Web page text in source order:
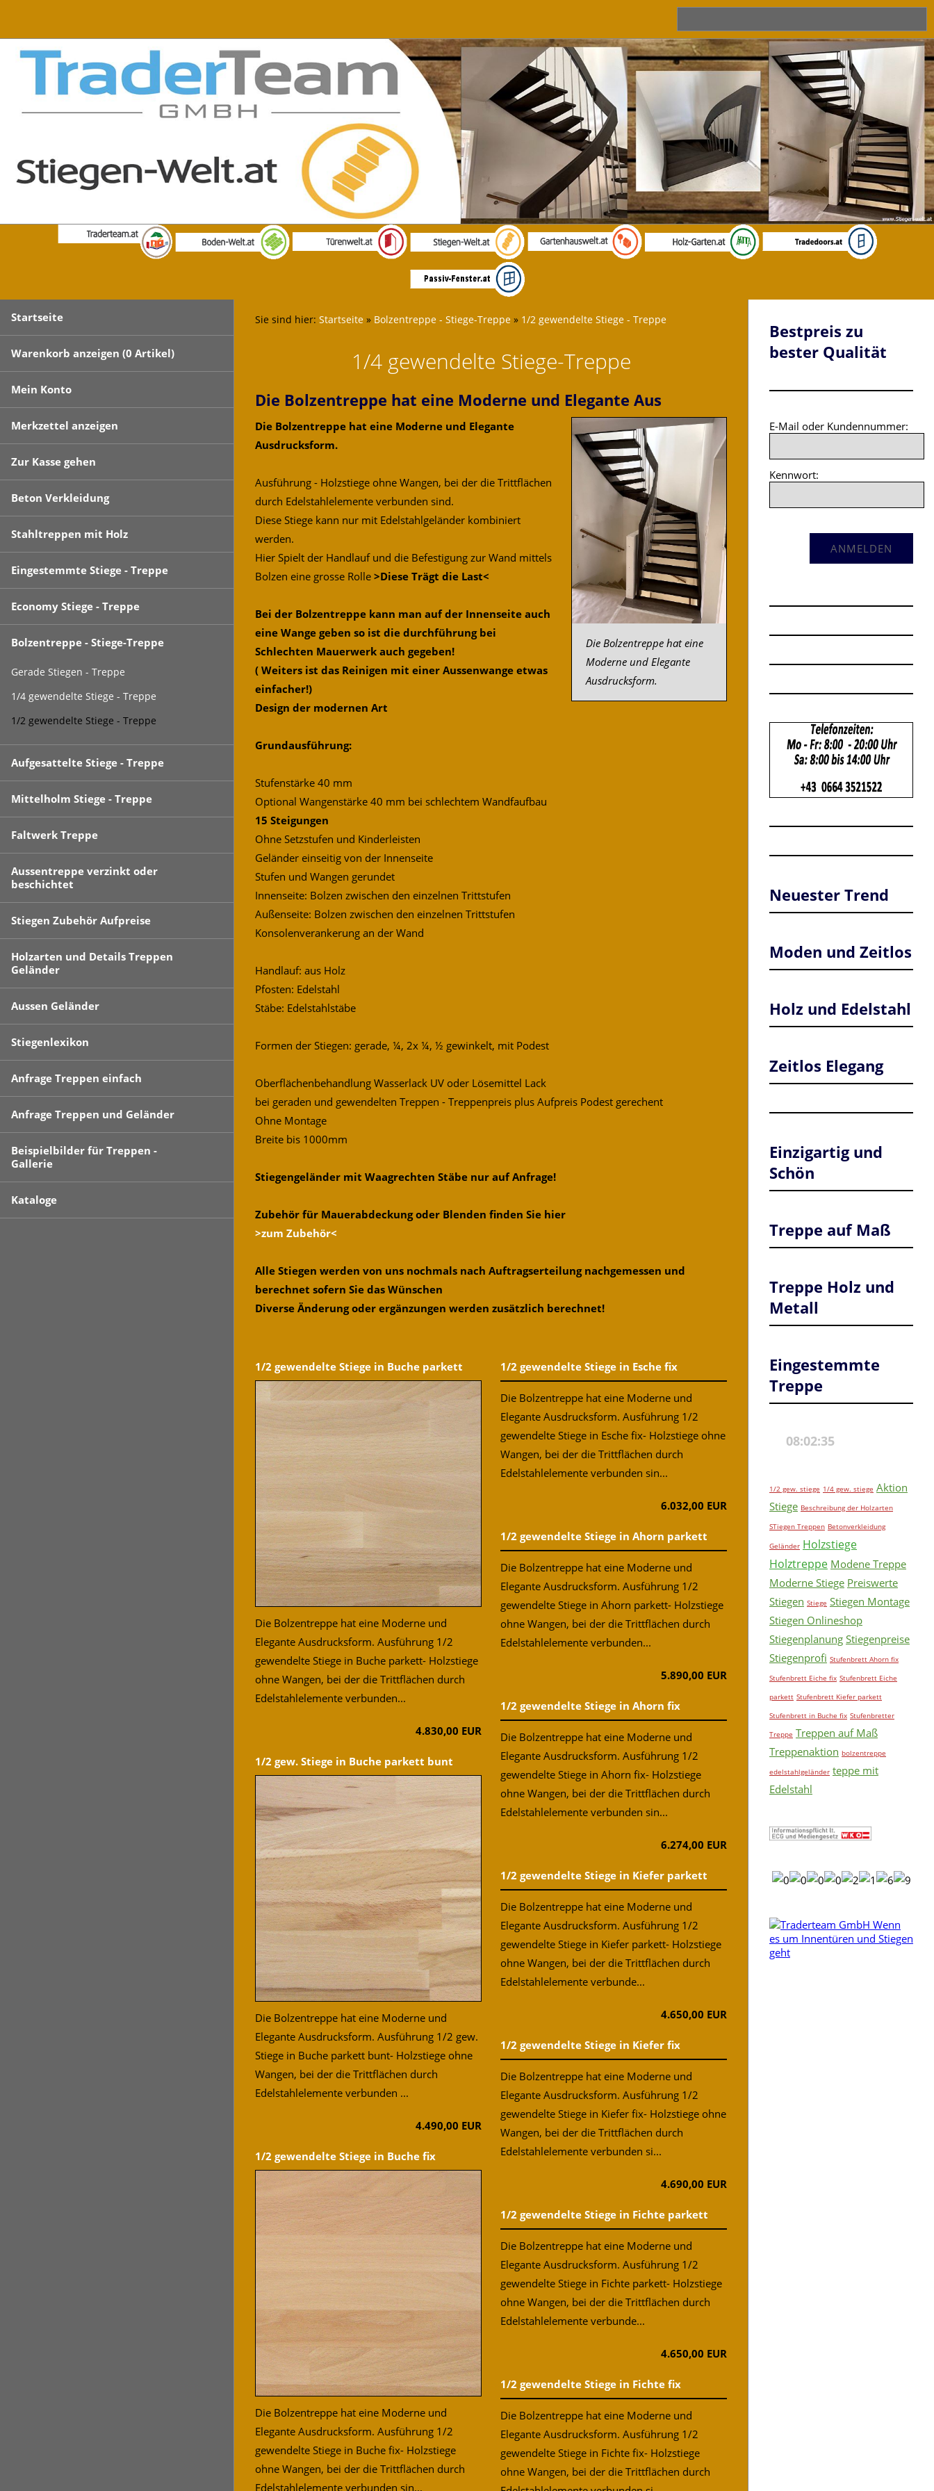
Startseite
Warenkorb anzeigen (0 Artikel)
Mein Konto
Merkzettel anzeigen
Zur Kasse gehen
Beton Verkleidung
Stahltreppen mit Holz
Eingestemmte Stiege - Treppe
Economy Stiege - Treppe
Bolzentreppe - Stiege-Treppe
Gerade Stiegen - Treppe
1/4 gewendelte Stiege - Treppe
1/2 gewendelte Stiege - Treppe
Aufgesattelte Stiege - Treppe
Mittelholm Stiege - Treppe
Faltwerk Treppe
Aussentreppe verzinkt oder
beschichtet
Stiegen Zubehör Aufpreise
Holzarten und Details Treppen
Geländer
Aussen Geländer
Stiegenlexikon
Anfrage Treppen einfach
Anfrage Treppen und Geländer
Beispielbilder für Treppen -
Gallerie
Kataloge
Sie sind hier: Startseite » Bolzentreppe - Stiege-Treppe » 1/2 gewendelte Stiege - Treppe
1/4 gewendelte Stiege-Treppe
Die Bolzentreppe hat eine Moderne und Elegante Aus
Die Bolzentreppe hat eine
Moderne und Elegante
Ausdrucksform.
Die Bolzentreppe hat eine Moderne und Elegante
Ausdrucksform.
Ausführung - Holzstiege ohne Wangen, bei der die Trittflächen
durch Edelstahlelemente verbunden sind.
Diese Stiege kann nur mit Edelstahlgeländer kombiniert
werden.
Hier Spielt der Handlauf und die Befestigung zur Wand mittels
Bolzen eine grosse Rolle >Diese Trägt die Last<
Bei der Bolzentreppe kann man auf der Innenseite auch
eine Wange geben so ist die durchführung bei
Schlechten Mauerwerk auch gegeben!
( Weiters ist das Reinigen mit einer Aussenwange etwas
einfacher!)
Design der modernen Art
Grundausführung:
Stufenstärke 40 mm
Optional Wangenstärke 40 mm bei schlechtem Wandfaufbau
15 Steigungen
Ohne Setzstufen und Kinderleisten
Geländer einseitig von der Innenseite
Stufen und Wangen gerundet
Innenseite: Bolzen zwischen den einzelnen Trittstufen
Außenseite: Bolzen zwischen den einzelnen Trittstufen
Konsolenverankerung an der Wand
Handlauf: aus Holz
Pfosten: Edelstahl
Stäbe: Edelstahlstäbe
Formen der Stiegen: gerade, ¼, 2x ¼, ½ gewinkelt, mit Podest
Oberflächenbehandlung Wasserlack UV oder Lösemittel Lack
bei geraden und gewendelten Treppen - Treppenpreis plus Aufpreis Podest gerechent
Ohne Montage
Breite bis 1000mm
Stiegengeländer mit Waagrechten Stäbe nur auf Anfrage!
Zubehör für Mauerabdeckung oder Blenden finden Sie hier
>zum Zubehör<
Alle Stiegen werden von uns nochmals nach Auftragserteilung nachgemessen und
berechnet sofern Sie das Wünschen
Diverse Änderung oder ergänzungen werden zusätzlich berechnet!
1/2 gewendelte Stiege in Buche parkett
Die Bolzentreppe hat eine Moderne und
Elegante Ausdrucksform. Ausführung 1/2
gewendelte Stiege in Buche parkett- Holzstiege
ohne Wangen, bei der die Trittflächen durch
Edelstahlelemente verbunden...
4.830,00 EUR
1/2 gew. Stiege in Buche parkett bunt
Die Bolzentreppe hat eine Moderne und
Elegante Ausdrucksform. Ausführung 1/2 gew.
Stiege in Buche parkett bunt- Holzstiege ohne
Wangen, bei der die Trittflächen durch
Edelstahlelemente verbunden ...
4.490,00 EUR
1/2 gewendelte Stiege in Buche fix
Die Bolzentreppe hat eine Moderne und
Elegante Ausdrucksform. Ausführung 1/2
gewendelte Stiege in Buche fix- Holzstiege
ohne Wangen, bei der die Trittflächen durch
Edelstahlelemente verbunden sin...
1/2 gewendelte Stiege in Esche fix
Die Bolzentreppe hat eine Moderne und
Elegante Ausdrucksform. Ausführung 1/2
gewendelte Stiege in Esche fix- Holzstiege ohne
Wangen, bei der die Trittflächen durch
Edelstahlelemente verbunden sin...
6.032,00 EUR
1/2 gewendelte Stiege in Ahorn parkett
Die Bolzentreppe hat eine Moderne und
Elegante Ausdrucksform. Ausführung 1/2
gewendelte Stiege in Ahorn parkett- Holzstiege
ohne Wangen, bei der die Trittflächen durch
Edelstahlelemente verbunden...
5.890,00 EUR
1/2 gewendelte Stiege in Ahorn fix
Die Bolzentreppe hat eine Moderne und
Elegante Ausdrucksform. Ausführung 1/2
gewendelte Stiege in Ahorn fix- Holzstiege
ohne Wangen, bei der die Trittflächen durch
Edelstahlelemente verbunden sin...
6.274,00 EUR
1/2 gewendelte Stiege in Kiefer parkett
Die Bolzentreppe hat eine Moderne und
Elegante Ausdrucksform. Ausführung 1/2
gewendelte Stiege in Kiefer parkett- Holzstiege
ohne Wangen, bei der die Trittflächen durch
Edelstahlelemente verbunde...
4.650,00 EUR
1/2 gewendelte Stiege in Kiefer fix
Die Bolzentreppe hat eine Moderne und
Elegante Ausdrucksform. Ausführung 1/2
gewendelte Stiege in Kiefer fix- Holzstiege ohne
Wangen, bei der die Trittflächen durch
Edelstahlelemente verbunden si...
4.690,00 EUR
1/2 gewendelte Stiege in Fichte parkett
Die Bolzentreppe hat eine Moderne und
Elegante Ausdrucksform. Ausführung 1/2
gewendelte Stiege in Fichte parkett- Holzstiege
ohne Wangen, bei der die Trittflächen durch
Edelstahlelemente verbunde...
4.650,00 EUR
1/2 gewendelte Stiege in Fichte fix
Die Bolzentreppe hat eine Moderne und
Elegante Ausdrucksform. Ausführung 1/2
gewendelte Stiege in Fichte fix- Holzstiege
ohne Wangen, bei der die Trittflächen durch
Bestpreis zu
bester Qualität
E-Mail oder Kundennummer:
Kennwort:
Neuester Trend
Moden und Zeitlos
Holz und Edelstahl
Zeitlos Elegang
Einzigartig und
Schön
Treppe auf Maß
Treppe Holz und
Metall
Eingestemmte
Treppe
1/2 gew. stiege 1/4 gew. stiege Aktion
Stiege Beschreibung der Holzarten
STiegen Treppen Betonverkleidung
Geländer Holzstiege
Holztreppe Modene Treppe
Moderne Stiege Preiswerte
Stiegen Stiege Stiegen Montage
Stiegen Onlineshop
Stiegenplanung Stiegenpreise
Stiegenprofi Stufenbrett Ahorn fix
Stufenbrett Eiche fix Stufenbrett Eiche
parkett Stufenbrett Kiefer parkett
Stufenbrett in Buche fix Stufenbretter
Treppe Treppen auf Maß
Treppenaktion bolzentreppe
edelstahlgeländer teppe mit
Edelstahl